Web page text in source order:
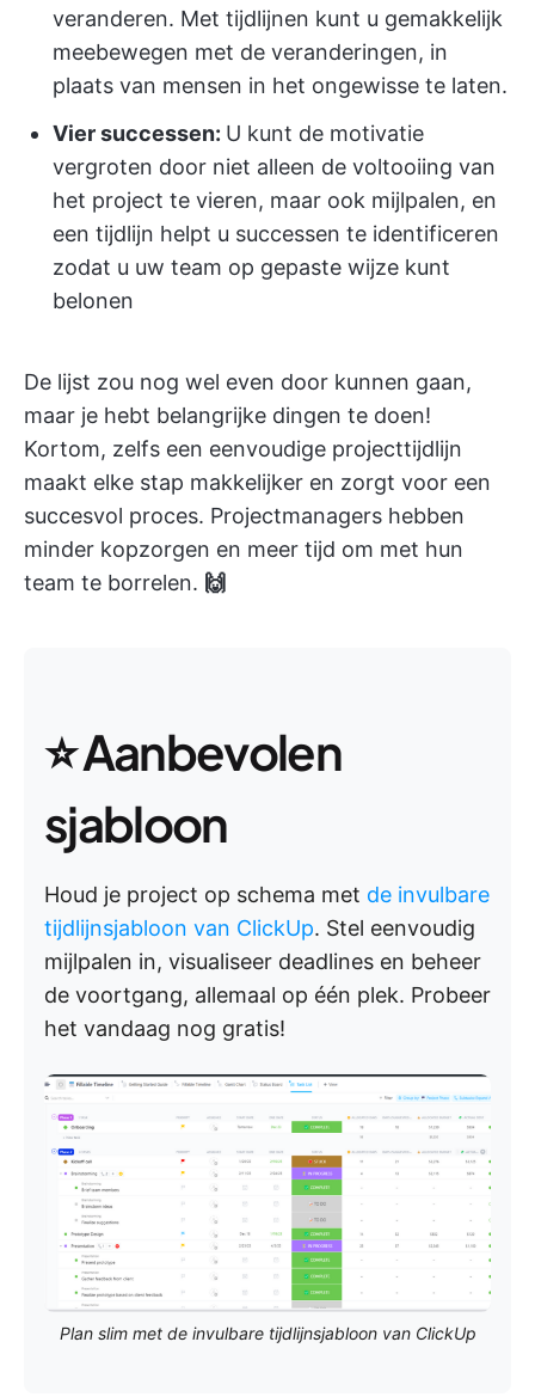
veranderen. Met tijdlijnen kunt u gemakkelijk
meebewegen met de veranderingen, in
plaats van mensen in het ongewisse te laten.
Vier successen: U kunt de motivatie
vergroten door niet alleen de voltooiing van
het project te vieren, maar ook mijlpalen, en
een tijdlijn helpt u successen te identificeren
zodat u uw team op gepaste wijze kunt
belonen
De lijst zou nog wel even door kunnen gaan,
maar je hebt belangrijke dingen te doen!
Kortom, zelfs een eenvoudige projecttijdlijn
maakt elke stap makkelijker en zorgt voor een
succesvol proces. Projectmanagers hebben
minder kopzorgen en meer tijd om met hun
team te borrelen. 🙌
⭐ Aanbevolen
sjabloon
Houd je project op schema met de invulbare
tijdlijnsjabloon van ClickUp. Stel eenvoudig
mijlpalen in, visualiseer deadlines en beheer
de voortgang, allemaal op één plek. Probeer
het vandaag nog gratis!
Plan slim met de invulbare tijdlijnsjabloon van ClickUp